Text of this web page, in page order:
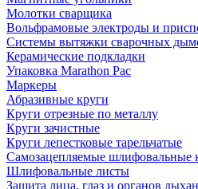
Молотки сварщика
Вольфрамовые электроды и
Системы вытяжки сварочных
Керамические подкладки
Упаковка Marathon Pac
Маркеры
Абразивные круги
Круги отрезные по металлу
Круги зачистные
Круги лепестковые тарельчатые
Самозацепляемые шлифовальные
Шлифовальные листы
Защита лица, глаз и органов